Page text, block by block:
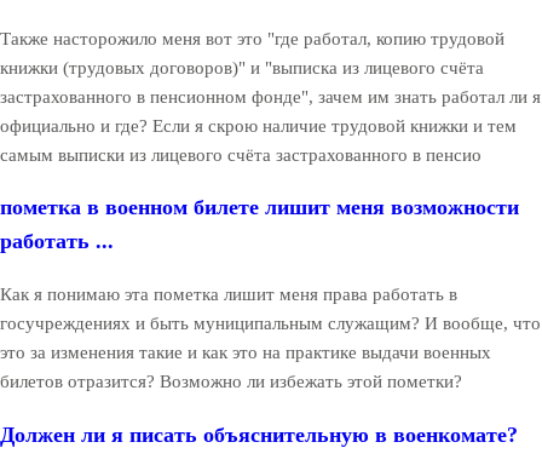
Также насторожило меня вот это "где работал, копию трудовой
книжки (трудовых договоров)" и "выписка из лицевого счёта
застрахованного в пенсионном фонде", зачем им знать работал ли я
официально и где? Если я скрою наличие трудовой книжки и тем
самым выписки из лицевого счёта застрахованного в пенсио
пометка в военном билете лишит меня возможности
работать ...
Как я понимаю эта пометка лишит меня права работать в
госучреждениях и быть муниципальным служащим? И вообще, что
это за изменения такие и как это на практике выдачи военных
билетов отразится? Возможно ли избежать этой пометки?
Должен ли я писать объяснительную в военкомате?